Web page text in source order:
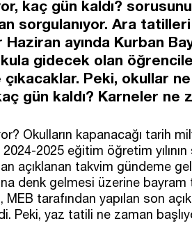
kaç gün kaldı?
sorgulanıyor. Ara
ayında Kurban
gidecek olan
Peki, okullar
gün kaldı? Karneler ne
Okulların kapanacağı tarih
2024-2025 eğitim öğretim
açıklanan takvim gündeme
denk gelmesi üzerine
tarafından yapılan son
Peki, yaz tatili ne zaman